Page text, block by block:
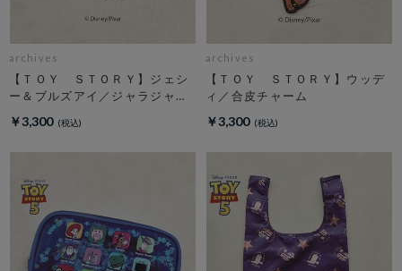
archives
【ＴＯＹ ＳＴＯＲＹ】ジェシ
ー＆ブルズアイ／ジャラジャラ
￥3,300
archives
【ＴＯＹ ＳＴＯＲＹ】ウッデ
ィ／合皮チャーム
￥3,300